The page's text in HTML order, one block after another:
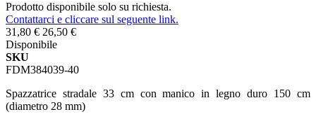
Prodotto disponibile solo su richiesta.
Contattarci e cliccare sul seguente link.
31,80 € 26,50 €
Disponibile
SKU
FDM384039-40
Spazzatrice stradale 33 cm con manico in legno duro 150 cm
(diametro 28 mm)